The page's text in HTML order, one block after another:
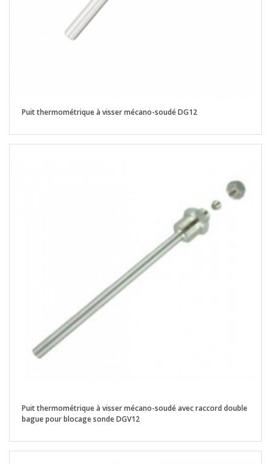
Puit thermométrique à visser mécano-soudé DG12
Puit thermométrique à visser mécano-soudé avec raccord double
bague pour blocage sonde DGV12